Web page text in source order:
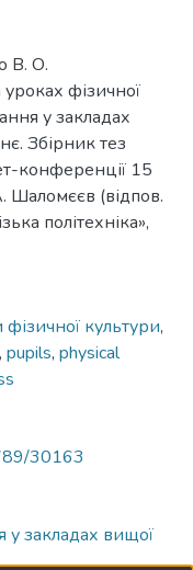
В. О.
уроках фізичної
у закладах
Збірник тез
конференції 15
Шаломєєв (відпов.
політехніка»,
культури,
, pupils, physical
30163
у закладах вищої